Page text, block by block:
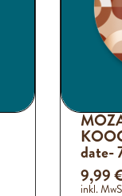
date-
9,99
inkl.